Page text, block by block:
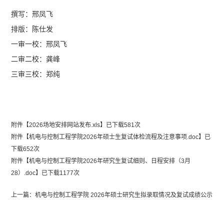
撰写：邢凤飞
排版：陈仕发
一审一校：邢凤飞
二审二校：龚峰
三审三校：郑纯
附件【2026场地安排网站发布.xls】已下载581次
附件【机电与控制工程学院2026年硕士生复试体检流程及注意事项.doc】已
下载652次
附件【机电与控制工程学院2026年研究生复试细则、日程安排（3月
28）.doc】已下载1177次
上一篇：机电与控制工程学院 2026年硕士研究生拟录取情况及复试成绩公示